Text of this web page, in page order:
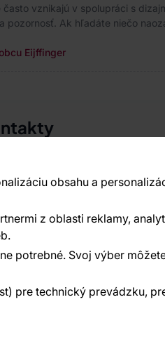
obsahu a
z oblasti reklamy,
potrebné. Svoj výber
pre technický prevádzku,
vznikajú v spolupráci s
pozornosť. Ak hľadáte niečo
Eijffinger
1990 s.r.o., IČ: 26776251, DIČ:
kontakty